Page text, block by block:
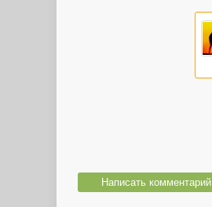
Написать комментарий